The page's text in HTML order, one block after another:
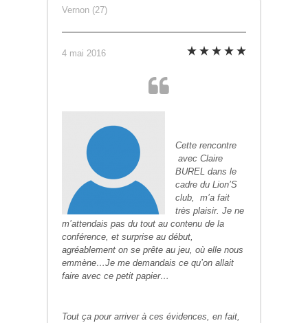
Vernon (27)
4 mai 2016
Cette rencontre
avec Claire
BUREL dans le
cadre du Lion’S
club, m’a fait
très plaisir. Je ne
m’attendais pas du tout au contenu de la
conférence, et surprise au début,
agréablement on se prête au jeu, où elle nous
emmène…Je me demandais ce qu’on allait
faire avec ce petit papier…
Tout ça pour arriver à ces évidences, en fait,